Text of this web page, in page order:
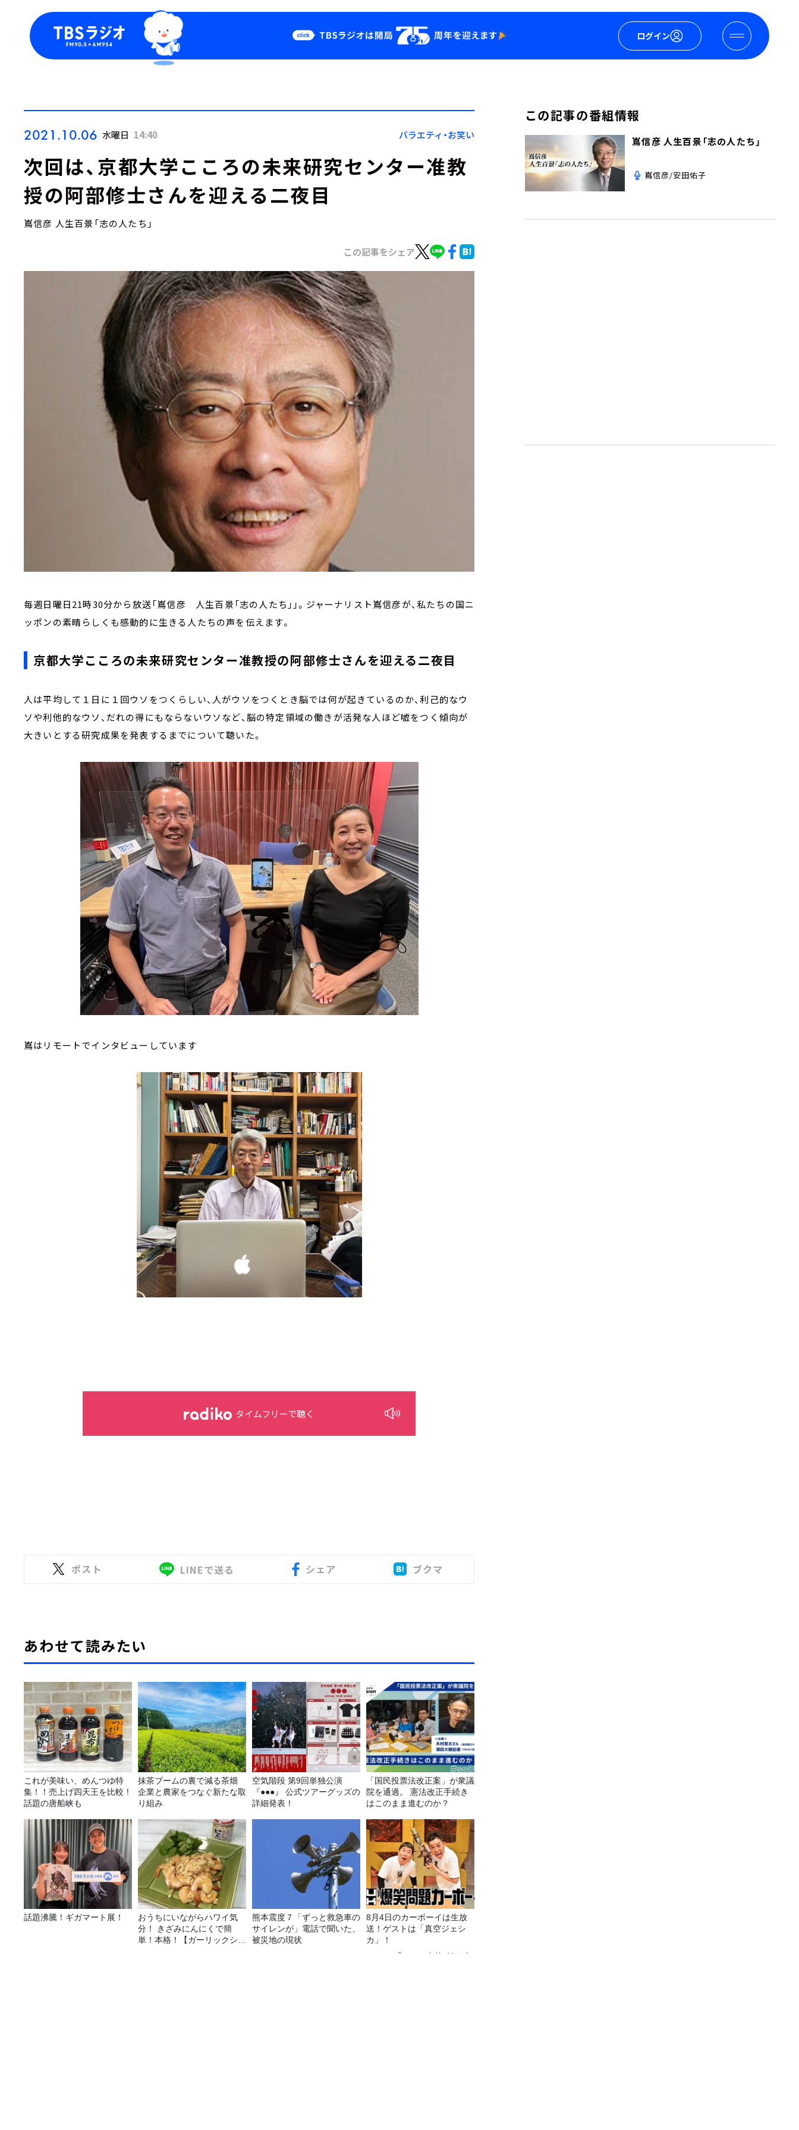
ログイン
Podcast
YouTube
会社情報
2021.10.06 水曜日 14:40 バラエティ・お笑い
次回は、京都大学こころの未来研究センター准教
授の阿部修士さんを迎える二夜目
嶌信彦 人生百景「志の人たち」
この記事をシェア
毎週日曜日21時30分から放送「嶌信彦 人生百景「志の人たち」」。ジャーナリスト嶌信彦が、私たちの国ニ
ッポンの素晴らしくも感動的に生きる人たちの声を伝えます。
京都大学こころの未来研究センター准教授の阿部修士さんを迎える二夜目
人は平均して１日に１回ウソをつくらしい、人がウソをつくとき脳では何が起きているのか、利己的なウ
ソや利他的なウソ、だれの得にもならないウソなど、脳の特定領域の働きが活発な人ほど嘘をつく傾向が
大きいとする研究成果を発表するまでについて聴いた。
嶌はリモートでインタビューしています
タイムフリーで聴く
ポスト LINEで送る シェア ブクマ
あわせて読みたい
これが美味い、めんつゆ特
集！！売上げ四天王を比較！
話題の唐船峡も
抹茶ブームの裏で減る茶畑
企業と農家をつなぐ新たな取
り組み
空気階段 第9回単独公演
『●●●』 公式ツアーグッズの
詳細発表！
「国民投票法改正案」が衆議
院を通過。 憲法改正手続き
はこのまま進むのか？
話題沸騰！ギガマート展！
おうちにいながらハワイ気
分！ きざみにんにくで簡
単！本格！【ガーリックシュ
熊本震度７「ずっと救急車の
サイレンが」電話で聞いた、
被災地の現状
8月4日のカーボーイは生放
送！ゲストは「真空ジェシ
カ」！
Recommended by
この記事の番組情報
嶌信彦 人生百景「志の人たち」
嶌信彦/安田佑子